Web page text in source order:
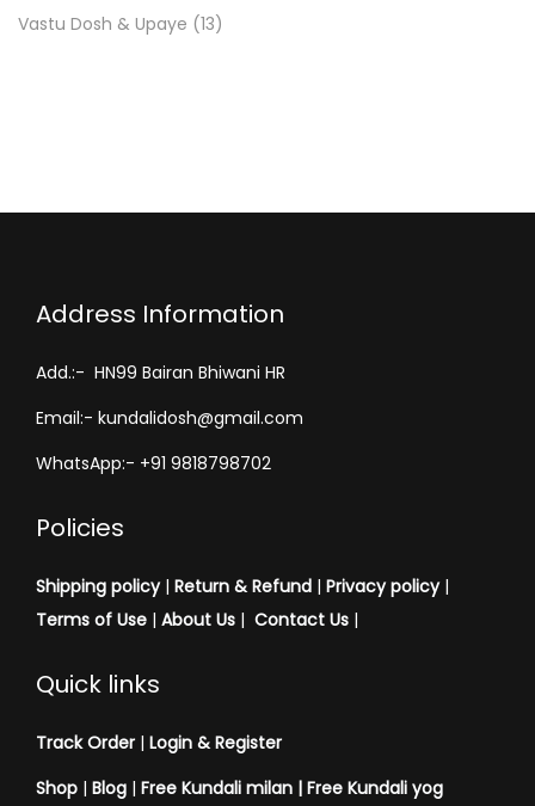
Vastu Dosh & Upaye (13)
Address Information
Add.:- HN99 Bairan Bhiwani HR
Email:- kundalidosh@gmail.com
WhatsApp:- +91 9818798702
Policies
Shipping policy| Return & Refund | Privacy policy|
Terms of Use | About Us | Contact Us |
Quick links
Track Order | Login & Register
Shop | Blog | Free Kundali milan | Free Kundali yog